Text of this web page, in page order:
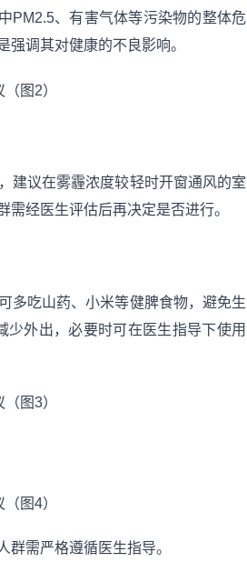
PM2.5、有害气体等污染物的整体危
调其对健康的不良影响。
建议在雾霾浓度较轻时开窗通风的室
经医生评估后再决定是否进行。
多吃山药、小米等健脾食物，避免生
外出，必要时可在医生指导下使用
需严格遵循医生指导。